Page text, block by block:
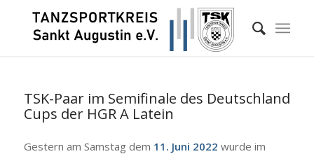
TSK-Paar im Semifinale des Deutschland
Cups der HGR A Latein
Gestern am Samstag dem 11. Juni 2022 wurde im